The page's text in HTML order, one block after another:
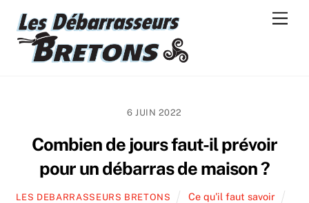
content
6 JUIN 2022
Combien de jours faut-il prévoir
pour un débarras de maison ?
LES DEBARRASSEURS BRETONS
Ce qu'il faut savoir